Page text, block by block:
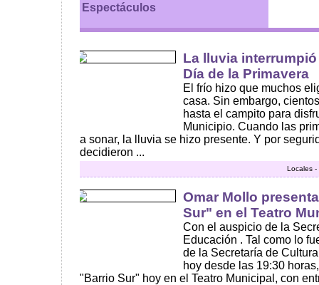
Espectáculos
La lluvia
Día de la Primavera
El frío hizo que muchos
casa. Sin embargo,
hasta el campito para
Municipio. Cuando las
a sonar, la lluvia se hizo presente. Y por
decidieron ...
Locales
Omar Mollo
Sur" en el Teatro
Con el auspicio de la
Educación . Tal como lo
de la Secretaría de
hoy desde las 19:30
"Barrio Sur" hoy en el Teatro Municipal, con